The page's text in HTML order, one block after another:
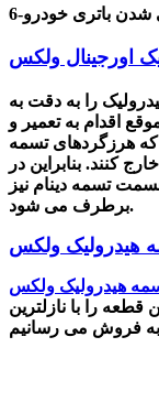
شدن باتری خودرو
را به دقت به
اقدام به تعمیر و
که هرزگردهای تسمه
کنند. بنابراین در
تسمه دینام نیز
برطرف می شود.
را با نازلترین
فرو